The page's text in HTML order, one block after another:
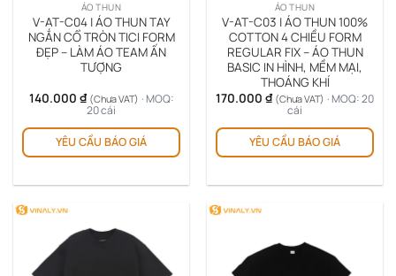
ÁO THUN
V-AT-C04 | ÁO THUN TAY
NGẮN CỔ TRÒN TICI FORM
ĐẸP – LÀM ÁO TEAM ẤN
TƯỢNG
140.000 ₫ (Chưa VAT) · MOQ:
20 cái
YÊU CẦU BÁO GIÁ
ÁO THUN
V-AT-C03 | ÁO THUN 100%
COTTON 4 CHIỀU FORM
REGULAR FIX – ÁO THUN
BASIC IN HÌNH, MỀM MẠI,
THOÁNG KHÍ
170.000 ₫ (Chưa VAT) · MOQ: 20
cái
YÊU CẦU BÁO GIÁ